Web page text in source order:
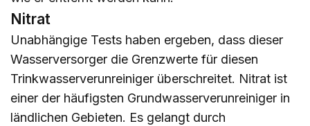
Nitrat
Unabhängige Tests haben ergeben, dass dieser
Wasserversorger die Grenzwerte für diesen
Trinkwasserverunreiniger überschreitet. Nitrat ist
einer der häufigsten Grundwasserverunreiniger in
ländlichen Gebieten. Es gelangt durch